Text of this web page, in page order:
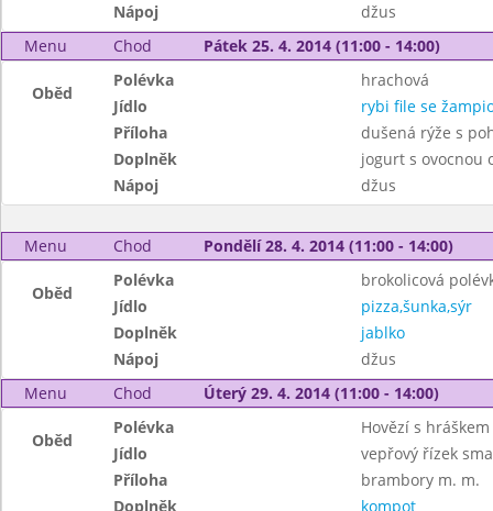
Nápoj
džus
Menu
Chod Pátek 25. 4. 2014 (11:00 - 14:00)
Oběd
Polévka
hrachová
Jídlo
rybi file se
Příloha
dušená rýže s
Doplněk
jogurt s ovocnou
Nápoj
džus
Menu Chod Pondělí 28. 4. 2014 (11:00 - 14:00)
Oběd
Polévka
brokolicová
Jídlo
pizza,šunka,sýr
Doplněk
jablko
Nápoj
džus
Menu
Chod Úterý 29. 4. 2014 (11:00 - 14:00)
Oběd
Polévka
Hovězí s
Jídlo
vepřový řízek
Příloha
brambory m. m.
Doplněk
kompot